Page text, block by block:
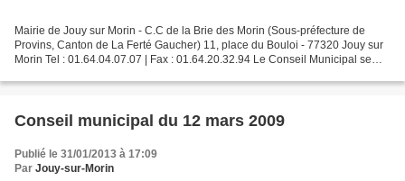
Mairie de Jouy sur Morin - C.C de la Brie des Morin (Sous-préfecture de
Provins, Canton de La Ferté Gaucher) 11, place du Bouloi - 77320 Jouy sur
Morin Tel : 01.64.04.07.07 | Fax : 01.64.20.32.94 Le Conseil Municipal se
Conseil municipal du 12 mars 2009
Publié le 31/01/2013 à 17:09
Par Jouy-sur-Morin